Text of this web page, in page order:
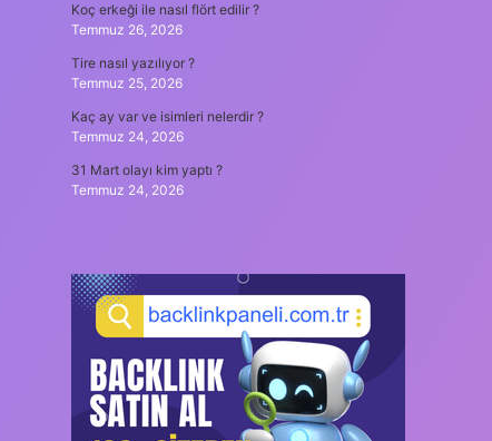
Koç erkeği ile nasıl flört edilir ?
Temmuz 26, 2026
Tire nasıl yazılıyor ?
Temmuz 25, 2026
Kaç ay var ve isimleri nelerdir ?
Temmuz 24, 2026
31 Mart olayı kim yaptı ?
Temmuz 24, 2026